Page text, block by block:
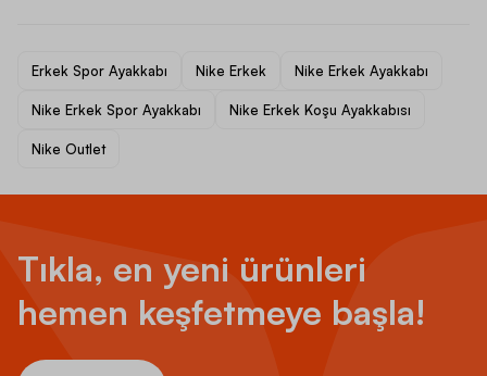
Erkek Spor Ayakkabı Nike Erkek Nike Erkek Ayakkabı
Nike Erkek Spor Ayakkabı Nike Erkek Koşu Ayakkabısı
Nike Outlet
Tıkla, en yeni ürünleri
hemen keşfetmeye başla!